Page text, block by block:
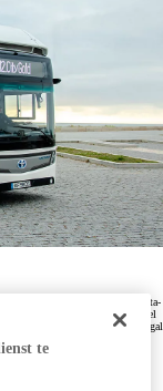
van Toyota. Een Toyota-
bestaat uit fuel
werd Toyota Caetano Portugal
van de ontwikkeling en verkoop
te